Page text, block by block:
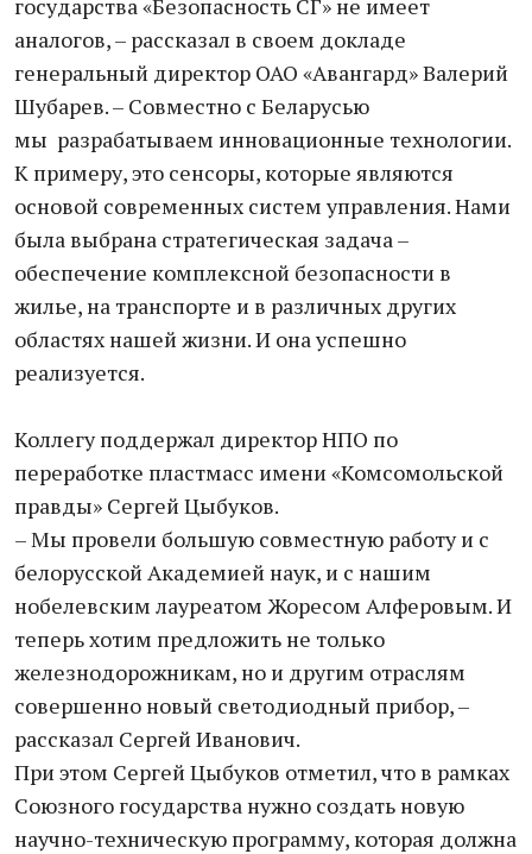
государства «Безопасность СГ» не имеет
аналогов, – рассказал в своем докладе
генеральный директор ОАО «Авангард» Валерий
Шубарев. – Совместно с Беларусью
мы разрабатываем инновационные технологии.
К примеру, это сенсоры, которые являются
основой современных систем управления. Нами
была выбрана стратегическая задача –
обеспечение комплексной безопасности в
жилье, на транспорте и в различных других
областях нашей жизни. И она успешно
реализуется.
Коллегу поддержал директор НПО по
переработке пластмасс имени «Комсомольской
правды» Сергей Цыбуков.
– Мы провели большую совместную работу и с
белорусской Академией наук, и с нашим
нобелевским лауреатом Жоресом Алферовым. И
теперь хотим предложить не только
железнодорожникам, но и другим отраслям
совершенно новый светодиодный прибор, –
рассказал Сергей Иванович.
При этом Сергей Цыбуков отметил, что в рамках
Союзного государства нужно создать новую
научно-техническую программу, которая должна